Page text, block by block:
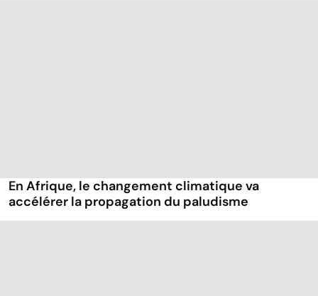
En Afrique, le changement climatique va
accélérer la propagation du paludisme